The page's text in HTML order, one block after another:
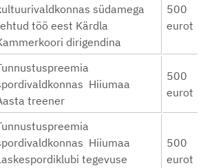
südamega
töö eest Kärdla
dirigendina
500
eurot
Hiiumaa
treener
500
eurot
Hiiumaa
tegevuse
500
eurot